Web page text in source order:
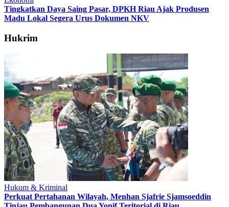
Tingkatkan Daya Saing Pasar, DPKH Riau Ajak Produsen
Madu Lokal Segera Urus Dokumen NKV
Hukrim
Hukum & Kriminal
Perkuat Pertahanan Wilayah, Menhan Sjafrie Sjamsoeddin